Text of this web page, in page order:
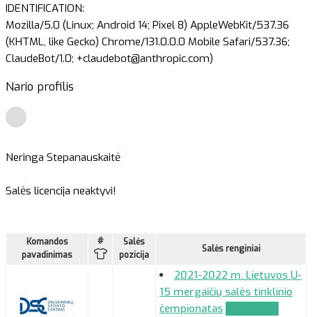
IDENTIFICATION:
Mozilla/5.0 (Linux; Android 14; Pixel 8) AppleWebKit/537.36
(KHTML, like Gecko) Chrome/131.0.0.0 Mobile Safari/537.36;
ClaudeBot/1.0; +claudebot@anthropic.com)
Nario profilis
Neringa Stepanauskaitė
Salės licencija neaktyvi!
Komandos
pavadinimas
#
Salės
pozicija
Salės renginiai
2021-2022 m. Lietuvos U-
15 mergaičių salės tinklinio
čempionatas